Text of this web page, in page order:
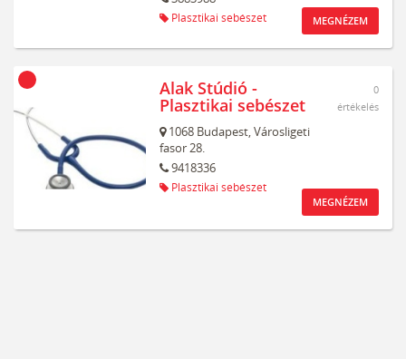
Plasztikai sebészet MEGNÉZEM
Alak Stúdió -
Plasztikai sebészet
1068 Budapest,Városligeti
fasor 28.
9418336
Plasztikai sebészet
0
értékelés
MEGNÉZEM